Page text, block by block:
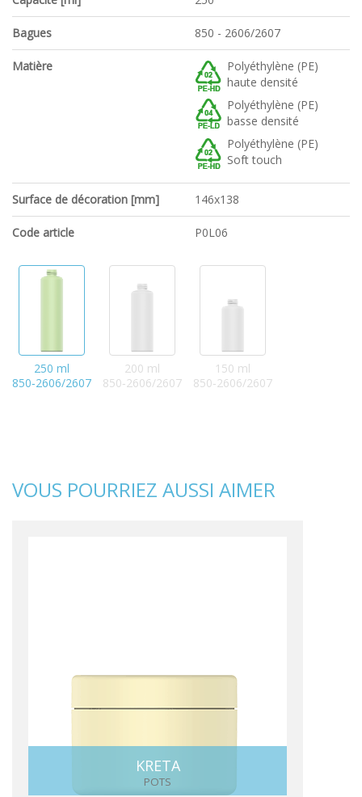
Bagues 850 - 2606/2607
Matière
Polyéthylène (PE)
haute densité
Polyéthylène (PE)
basse densité
Polyéthylène (PE)
Soft touch
Surface de décoration [mm] 146x138
Code article P0L06
250 ml
850‑2606/2607
200 ml
850‑2606/2607
150 ml
850‑2606/2607
VOUS POURRIEZ AUSSI AIMER
KRETA
POTS